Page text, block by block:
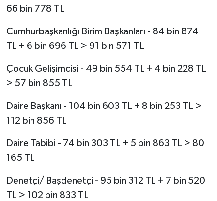
66 bin 778 TL
Cumhurbaşkanlığı Birim Başkanları - 84 bin 874
TL + 6 bin 696 TL > 91 bin 571 TL
Çocuk Gelişimcisi - 49 bin 554 TL + 4 bin 228 TL
> 57 bin 855 TL
Daire Başkanı - 104 bin 603 TL + 8 bin 253 TL >
112 bin 856 TL
Daire Tabibi - 74 bin 303 TL + 5 bin 863 TL > 80
165 TL
Denetçi/ Başdenetçi - 95 bin 312 TL + 7 bin 520
TL > 102 bin 833 TL